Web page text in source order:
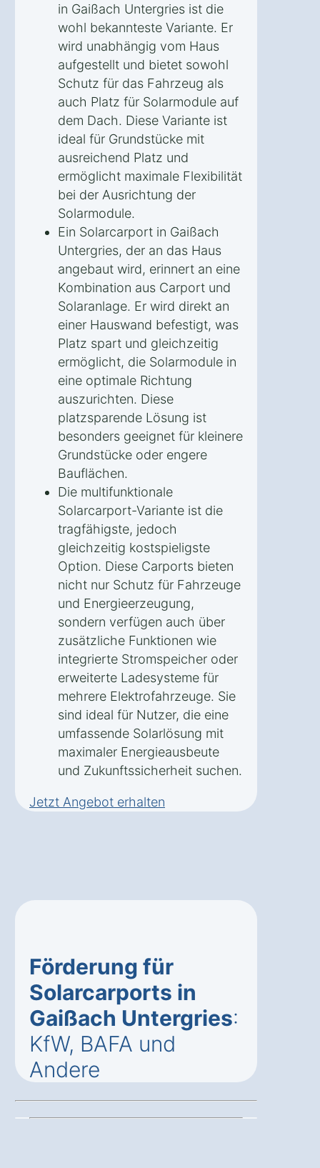
in Gaißach Untergries ist die
wohl bekannteste Variante. Er
wird unabhängig vom Haus
aufgestellt und bietet sowohl
Schutz für das Fahrzeug als
auch Platz für Solarmodule auf
dem Dach. Diese Variante ist
ideal für Grundstücke mit
ausreichend Platz und
ermöglicht maximale Flexibilität
bei der Ausrichtung der
Solarmodule.
Ein Solarcarport in Gaißach
Untergries, der an das Haus
angebaut wird, erinnert an eine
Kombination aus Carport und
Solaranlage. Er wird direkt an
einer Hauswand befestigt, was
Platz spart und gleichzeitig
ermöglicht, die Solarmodule in
eine optimale Richtung
auszurichten. Diese
platzsparende Lösung ist
besonders geeignet für kleinere
Grundstücke oder engere
Bauflächen.
Die multifunktionale
Solarcarport-Variante ist die
tragfähigste, jedoch
gleichzeitig kostspieligste
Option. Diese Carports bieten
nicht nur Schutz für Fahrzeuge
und Energieerzeugung,
sondern verfügen auch über
zusätzliche Funktionen wie
integrierte Stromspeicher oder
erweiterte Ladesysteme für
mehrere Elektrofahrzeuge. Sie
sind ideal für Nutzer, die eine
umfassende Solarlösung mit
maximaler Energieausbeute
und Zukunftssicherheit suchen.
Jetzt Angebot erhalten
Förderung für
Solarcarports in
Gaißach Untergries:
KfW, BAFA und
Andere